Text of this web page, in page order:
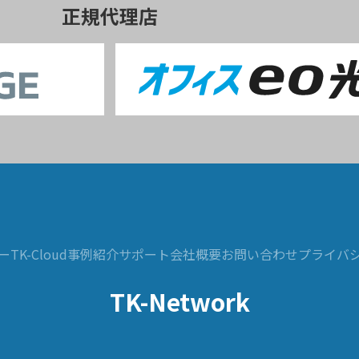
正規代理店
TK-Cloud事例紹介サポート会社概要お問い合わせプライバ
TK-Network